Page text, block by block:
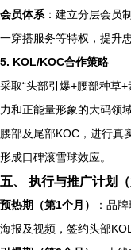
会员体系 ：建立分层会员
一穿搭服务等特权，提升忠
5. KOL/KOC合作策略
采取“头部引爆+腰部种草
力和正能量形象的大码领
腰部及尾部KOC，进行真
形成口碑滚雪球效应。
五、 执行与推广计划
预热期（第1个月）
：品
海报及视频，签约头部